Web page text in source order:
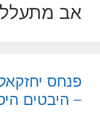
אב מתעלל
פנחס
– היבטים